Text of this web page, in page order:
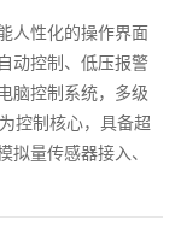
人性化的操作界面
动控制、低压报警
脑控制系统，多级
控制核心，具备超
量传感器接入、